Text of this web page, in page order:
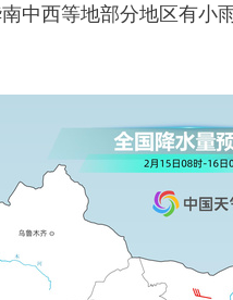
中西等地部分地区有小